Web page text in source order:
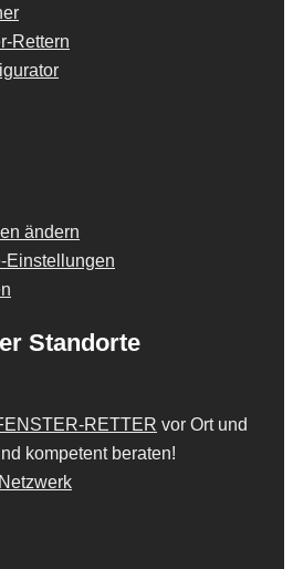
Rettern
ändern
Einstellungen
Standorte
RETTER vor Ort und
kompetent beraten!